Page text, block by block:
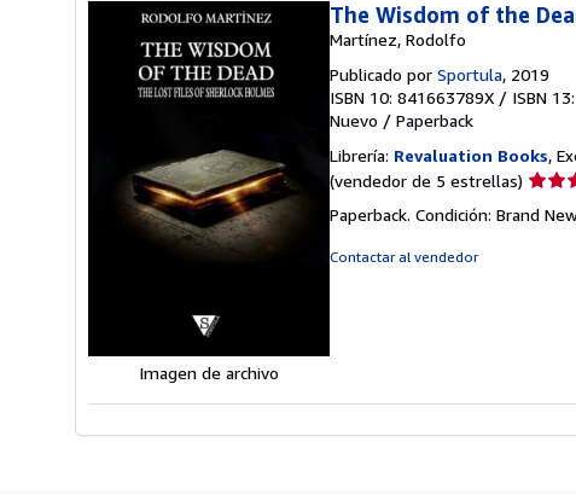
Imagen de archivo
The Wisdom of the
Martínez, Rodolfo
Publicado por Sportula, 2019
ISBN 10: 841663789X / ISBN
Nuevo / Paperback
Librería: Revaluation Books,
(vendedor de 5 estrellas)
Paperback. Condición: Brand
Contactar al vendedor